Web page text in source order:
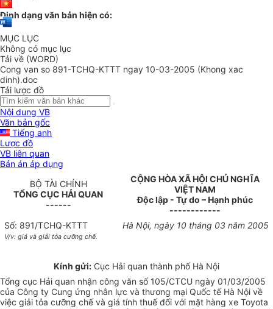
Định dạng văn bản hiện có:
MỤC LỤC
Không có mục lục
Tải về (WORD)
Cong van so 891-TCHQ-KTTT ngay 10-03-2005 (Khong xac
dinh).doc
Tải lược đồ
Nội dung VB
Văn bản gốc
Tiếng anh
Lược đồ
VB liên quan
Bản án áp dụng
BỘ TÀI CHÍNH
TỔNG CỤC HẢI QUAN
------
CỘNG HÒA XÃ HỘI CHỦ NGHĨA
VIỆT NAM
Độc lập - Tự do – Hạnh phúc
------------
Số: 891/TCHQ-KTTT
V/v: giá và giải tỏa cưỡng chế.
Hà Nội, ngày 10 tháng 03 năm 2005
Kính gửi: Cục Hải quan thành phố Hà Nội
Tổng cục Hải quan nhận công văn số 105/CTCU ngày 01/03/2005
của Công ty Cung ứng nhân lực và thương mại Quốc tế Hà Nội về
việc giải tỏa cưỡng chế và giá tính thuế đối với mặt hàng xe Toyota